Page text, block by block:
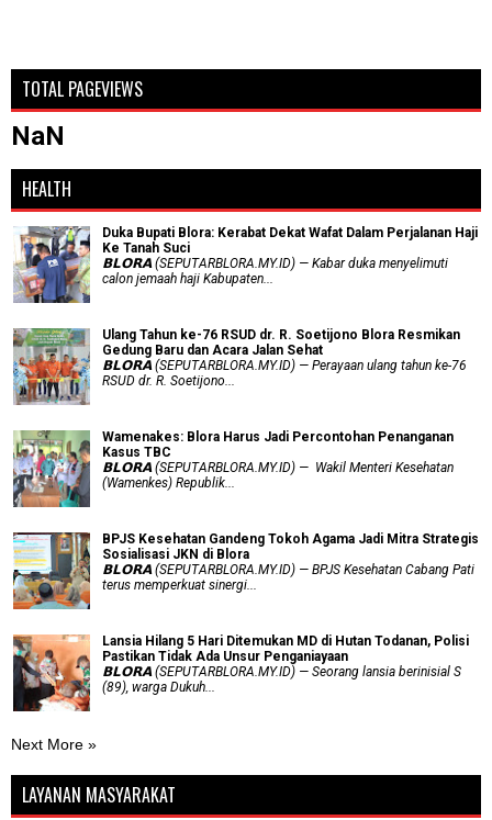
TOTAL PAGEVIEWS
NaN
HEALTH
Duka Bupati Blora: Kerabat Dekat Wafat Dalam Perjalanan Haji
Ke Tanah Suci
𝗕𝗟𝗢𝗥𝗔 (SEPUTARBLORA.MY.ID) — Kabar duka menyelimuti
calon jemaah haji Kabupaten...
Ulang Tahun ke-76 RSUD dr. R. Soetijono Blora Resmikan
Gedung Baru dan Acara Jalan Sehat
𝗕𝗟𝗢𝗥𝗔 (SEPUTARBLORA.MY.ID) — Perayaan ulang tahun ke-76
RSUD dr. R. Soetijono...
Wamenakes: Blora Harus Jadi Percontohan Penanganan
Kasus TBC
𝗕𝗟𝗢𝗥𝗔 (SEPUTARBLORA.MY.ID) — Wakil Menteri Kesehatan
(Wamenkes) Republik...
BPJS Kesehatan Gandeng Tokoh Agama Jadi Mitra Strategis
Sosialisasi JKN di Blora
𝗕𝗟𝗢𝗥𝗔 (SEPUTARBLORA.MY.ID) — BPJS Kesehatan Cabang Pati
terus memperkuat sinergi...
Lansia Hilang 5 Hari Ditemukan MD di Hutan Todanan, Polisi
Pastikan Tidak Ada Unsur Penganiayaan
𝗕𝗟𝗢𝗥𝗔 (SEPUTARBLORA.MY.ID) — Seorang lansia berinisial S
(89), warga Dukuh...
Next More »
LAYANAN MASYARAKAT